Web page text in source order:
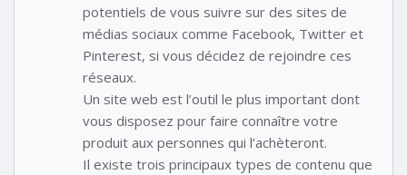
potentiels de vous suivre sur des sites de
médias sociaux comme Facebook, Twitter et
Pinterest, si vous décidez de rejoindre ces
réseaux.
Un site web est l’outil le plus important dont
vous disposez pour faire connaître votre
produit aux personnes qui l’achèteront.
Il existe trois principaux types de contenu que